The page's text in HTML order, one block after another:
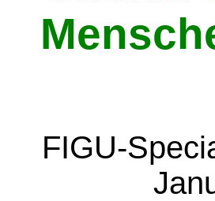
FIGU-